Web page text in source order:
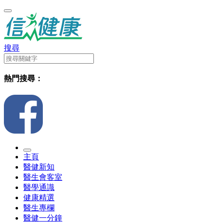
搜尋
熱門搜尋：
主頁
醫健新知
醫生會客室
醫學通識
健康精選
醫生專欄
醫健一分鐘